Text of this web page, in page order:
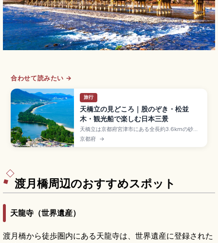
合わせて読みたい →
旅行
天橋立の見どころ｜股のぞき・松並
木・観光船で楽しむ日本三景
天橋立は京都府宮津市にある全長約3.6kmの砂州
で、宮城・松島と広島・宮島と並ぶ日本三景のひ
とつ。約6,700本の松の白砂青松が特別名勝に指
京都府 →
渡月橋周辺のおすすめスポット
天龍寺（世界遺産）
渡月橋から徒歩圏内にある天龍寺は、世界遺産に登録された